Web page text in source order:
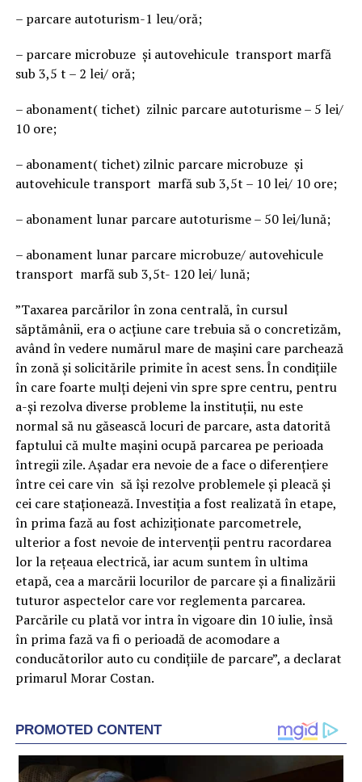
– parcare autoturism-1 leu/oră;
– parcare microbuze şi autovehicule transport marfă
sub 3,5 t – 2 lei/ oră;
– abonament( tichet) zilnic parcare autoturisme – 5 lei/
10 ore;
– abonament( tichet) zilnic parcare microbuze şi
autovehicule transport marfă sub 3,5t – 10 lei/ 10 ore;
– abonament lunar parcare autoturisme – 50 lei/lună;
– abonament lunar parcare microbuze/ autovehicule
transport marfă sub 3,5t- 120 lei/ lună;
”Taxarea parcărilor în zona centrală, în cursul
săptămânii, era o acțiune care trebuia să o concretizăm,
având în vedere numărul mare de mașini care parchează
în zonă și solicitările primite în acest sens. În condițiile
în care foarte mulți dejeni vin spre spre centru, pentru
a-și rezolva diverse probleme la instituții, nu este
normal să nu găsească locuri de parcare, asta datorită
faptului că multe mașini ocupă parcarea pe perioada
întregii zile. Așadar era nevoie de a face o diferențiere
între cei care vin să își rezolve problemele și pleacă și
cei care staționează. Investiția a fost realizată în etape,
în prima fază au fost achiziționate parcometrele,
ulterior a fost nevoie de intervenții pentru racordarea
lor la rețeaua electrică, iar acum suntem în ultima
etapă, cea a marcării locurilor de parcare și a finalizării
tuturor aspectelor care vor reglementa parcarea.
Parcările cu plată vor intra în vigoare din 10 iulie, însă
în prima fază va fi o perioadă de acomodare a
conducătorilor auto cu condițiile de parcare”, a declarat
primarul Morar Costan.